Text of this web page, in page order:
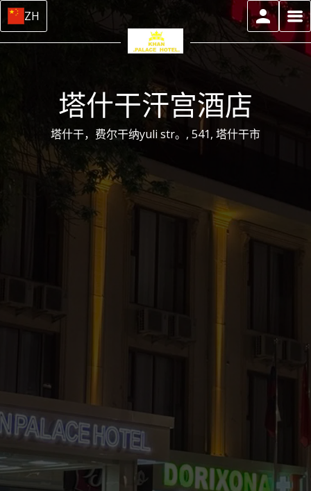
ZH
塔什干汗宫酒店
塔什干，费尔干纳yuli str。, 541, 塔什干市